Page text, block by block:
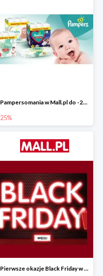
Pampersomania w Mall.pl do -25%
25%
Pierwsze okazje Black Friday w Mall.pl do -50%